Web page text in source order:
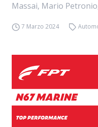
Massai, Mario
7 Marzo 2024